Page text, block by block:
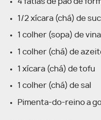
4 fatias de pão de
1/2 xícara (chá) de
1 colher (sopa) de
1 colher (chá) de
1 xícara (chá) de tofu
1 colher (chá) de sal
Pimenta-do-reino a